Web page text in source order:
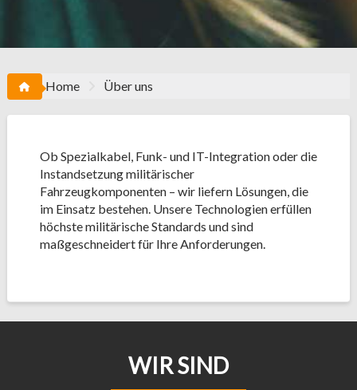
Home Über uns
Ob Spezialkabel, Funk- und IT-Integration oder die
Instandsetzung militärischer
Fahrzeugkomponenten – wir liefern Lösungen, die
im Einsatz bestehen. Unsere Technologien erfüllen
höchste militärische Standards und sind
maßgeschneidert für Ihre Anforderungen.
WIR SIND